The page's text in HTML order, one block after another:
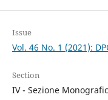
Issue
Vol. 46 No. 1 (2021):
Section
IV - Sezione